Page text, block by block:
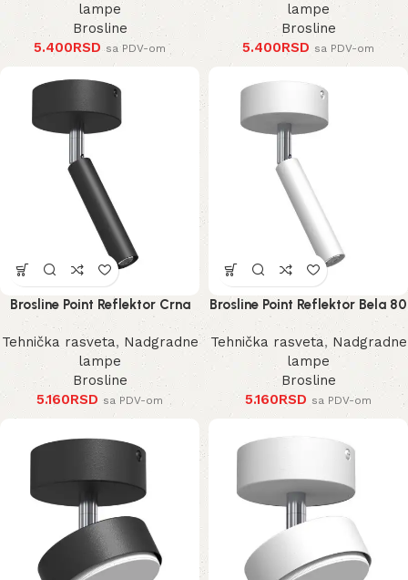
lampe
Brosline
5.400RSD sa PDV-om
lampe
Brosline
5.400RSD sa PDV-om
Brosline Point Reflektor Crna
80 mm 170 mm 2281 mm
Tehnička rasveta, Nadgradne
lampe
Brosline
5.160RSD sa PDV-om
Brosline Point Reflektor Bela 80
mm 170 mm 2283 mm
Tehnička rasveta, Nadgradne
lampe
Brosline
5.160RSD sa PDV-om